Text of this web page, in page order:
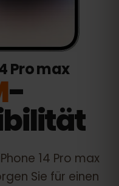
Pro max
-
14 Pro max
Sie für einen